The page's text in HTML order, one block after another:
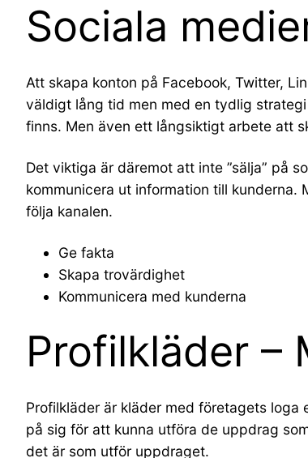
Sociala
Att skapa konton på Facebook, Twitter,
väldigt lång tid men med en tydlig
finns. Men även ett långsiktigt arbete att
Det viktiga är däremot att inte ”sälja” på
kommunicera ut information till
följa kanalen.
Ge fakta
Skapa trovärdighet
Kommunicera med kunderna
Profilkläder –
Profilkläder är kläder med företagets
på sig för att kunna utföra de uppdrag
det är som utför uppdraget.